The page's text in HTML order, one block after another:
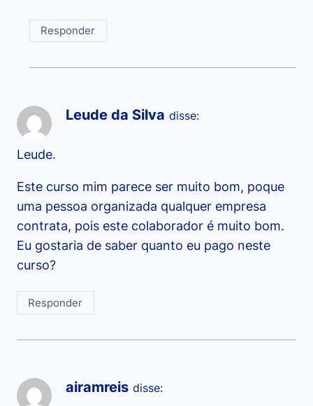
Responder
Leude da Silva disse:
Leude.
Este curso mim parece ser muito bom, poque
uma pessoa organizada qualquer empresa
contrata, pois este colaborador é muito bom.
Eu gostaria de saber quanto eu pago neste
curso?
Responder
airamreis disse: